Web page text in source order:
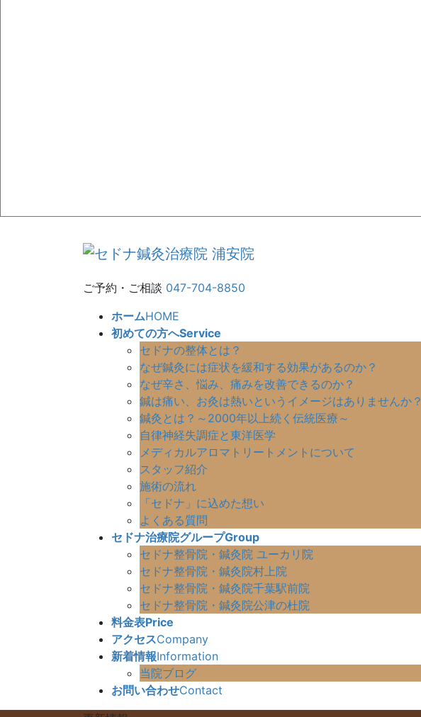
ご予約・ご相談 047-704-8850
ホームHOME
初めての方へService
セドナの整体とは？
なぜ鍼灸には症状を緩和する効果があるのか？
なぜ辛さ、悩み、痛みを改善できるのか？
鍼は痛い、お灸は熱いというイメージはありませんか？
鍼灸とは？～2000年以上続く伝統医療～
自律神経失調症と東洋医学
メディカルアロマトリートメントについて
スタッフ紹介
施術の流れ
「セドナ」に込めた想い
よくある質問
セドナ治療院グループGroup
セドナ整骨院・鍼灸院 ユーカリ院
セドナ整骨院・鍼灸院村上院
セドナ整骨院・鍼灸院千葉駅前院
セドナ整骨院・鍼灸院公津の杜院
料金表Price
アクセスCompany
新着情報Information
当院ブログ
お問い合わせContact